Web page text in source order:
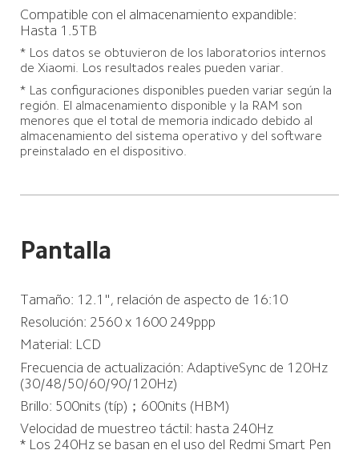
Compatible con el almacenamiento expandible:
Hasta 1.5TB
* Los datos se obtuvieron de los laboratorios internos
de Xiaomi. Los resultados reales pueden variar.
* Las configuraciones disponibles pueden variar según la
región. El almacenamiento disponible y la RAM son
menores que el total de memoria indicado debido al
almacenamiento del sistema operativo y del software
preinstalado en el dispositivo.
Pantalla
Tamaño: 12.1", relación de aspecto de 16:10
Resolución: 2560 x 1600 249ppp
Material: LCD
Frecuencia de actualización: AdaptiveSync de 120Hz
(30/48/50/60/90/120Hz)
Brillo: 500nits (típ)；600nits (HBM)
Velocidad de muestreo táctil: hasta 240Hz
* Los 240Hz se basan en el uso del Redmi Smart Pen